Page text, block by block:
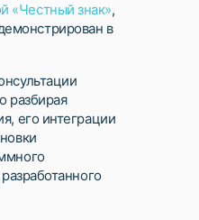
«Честный знак»,
в
разбирая
его интеграции